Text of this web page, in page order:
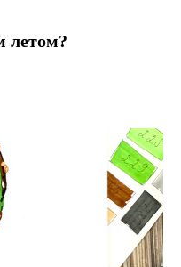
летом?